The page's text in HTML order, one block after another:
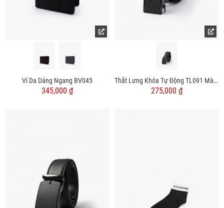
Ví Da Dáng Ngang BV045
345,000 ₫
Thắt Lưng Khóa Tự Động TL091 Màu Đen
275,000 ₫